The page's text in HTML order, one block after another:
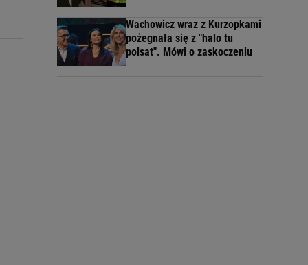
Wachowicz wraz z Kurzopkami
pożegnała się z "halo tu
polsat". Mówi o zaskoczeniu